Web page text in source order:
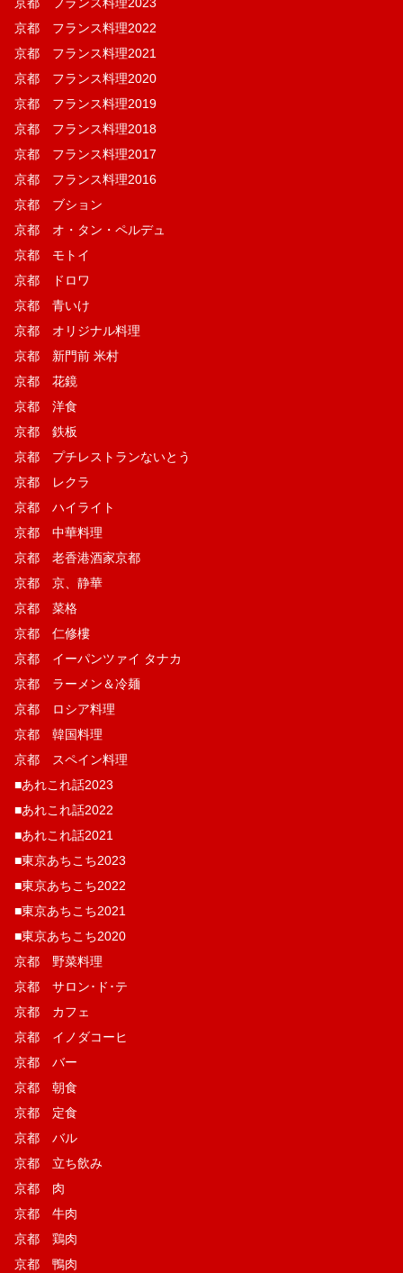
京都 フランス料理2023
京都 フランス料理2022
京都 フランス料理2021
京都 フランス料理2020
京都 フランス料理2019
京都 フランス料理2018
京都 フランス料理2017
京都 フランス料理2016
京都 ブション
京都 オ・タン・ペルデュ
京都 モトイ
京都 ドロワ
京都 青いけ
京都 オリジナル料理
京都 新門前 米村
京都 花鏡
京都 洋食
京都 鉄板
京都 プチレストランないとう
京都 レクラ
京都 ハイライト
京都 中華料理
京都 老香港酒家京都
京都 京、静華
京都 菜格
京都 仁修樓
京都 イーパンツァイ タナカ
京都 ラーメン＆冷麺
京都 ロシア料理
京都 韓国料理
京都 スペイン料理
■あれこれ話2023
■あれこれ話2022
■あれこれ話2021
■東京あちこち2023
■東京あちこち2022
■東京あちこち2021
■東京あちこち2020
京都 野菜料理
京都 サロン･ド･テ
京都 カフェ
京都 イノダコーヒ
京都 バー
京都 朝食
京都 定食
京都 バル
京都 立ち飲み
京都 肉
京都 牛肉
京都 鶏肉
京都 鴨肉